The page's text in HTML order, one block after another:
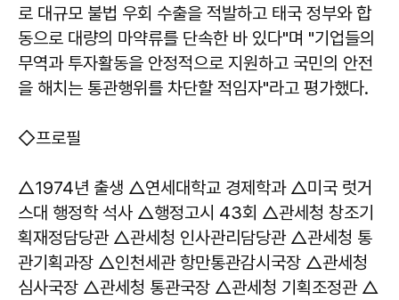
로 대규모 불법 우회 수출을 적발하고 태국 정부와 합
동으로 대량의 마약류를 단속한 바 있다"며 "기업들의
무역과 투자활동을 안정적으로 지원하고 국민의 안전
을 해치는 통관행위를 차단할 적임자"라고 평가했다.
◇프로필
△1974년 출생 △연세대학교 경제학과 △미국 럿거
스대 행정학 석사 △행정고시 43회 △관세청 창조기
획재정담당관 △관세청 인사관리담당관 △관세청 통
관기획과장 △인천세관 항만통관감시국장 △관세청
심사국장 △관세청 통관국장 △관세청 기획조정관 △